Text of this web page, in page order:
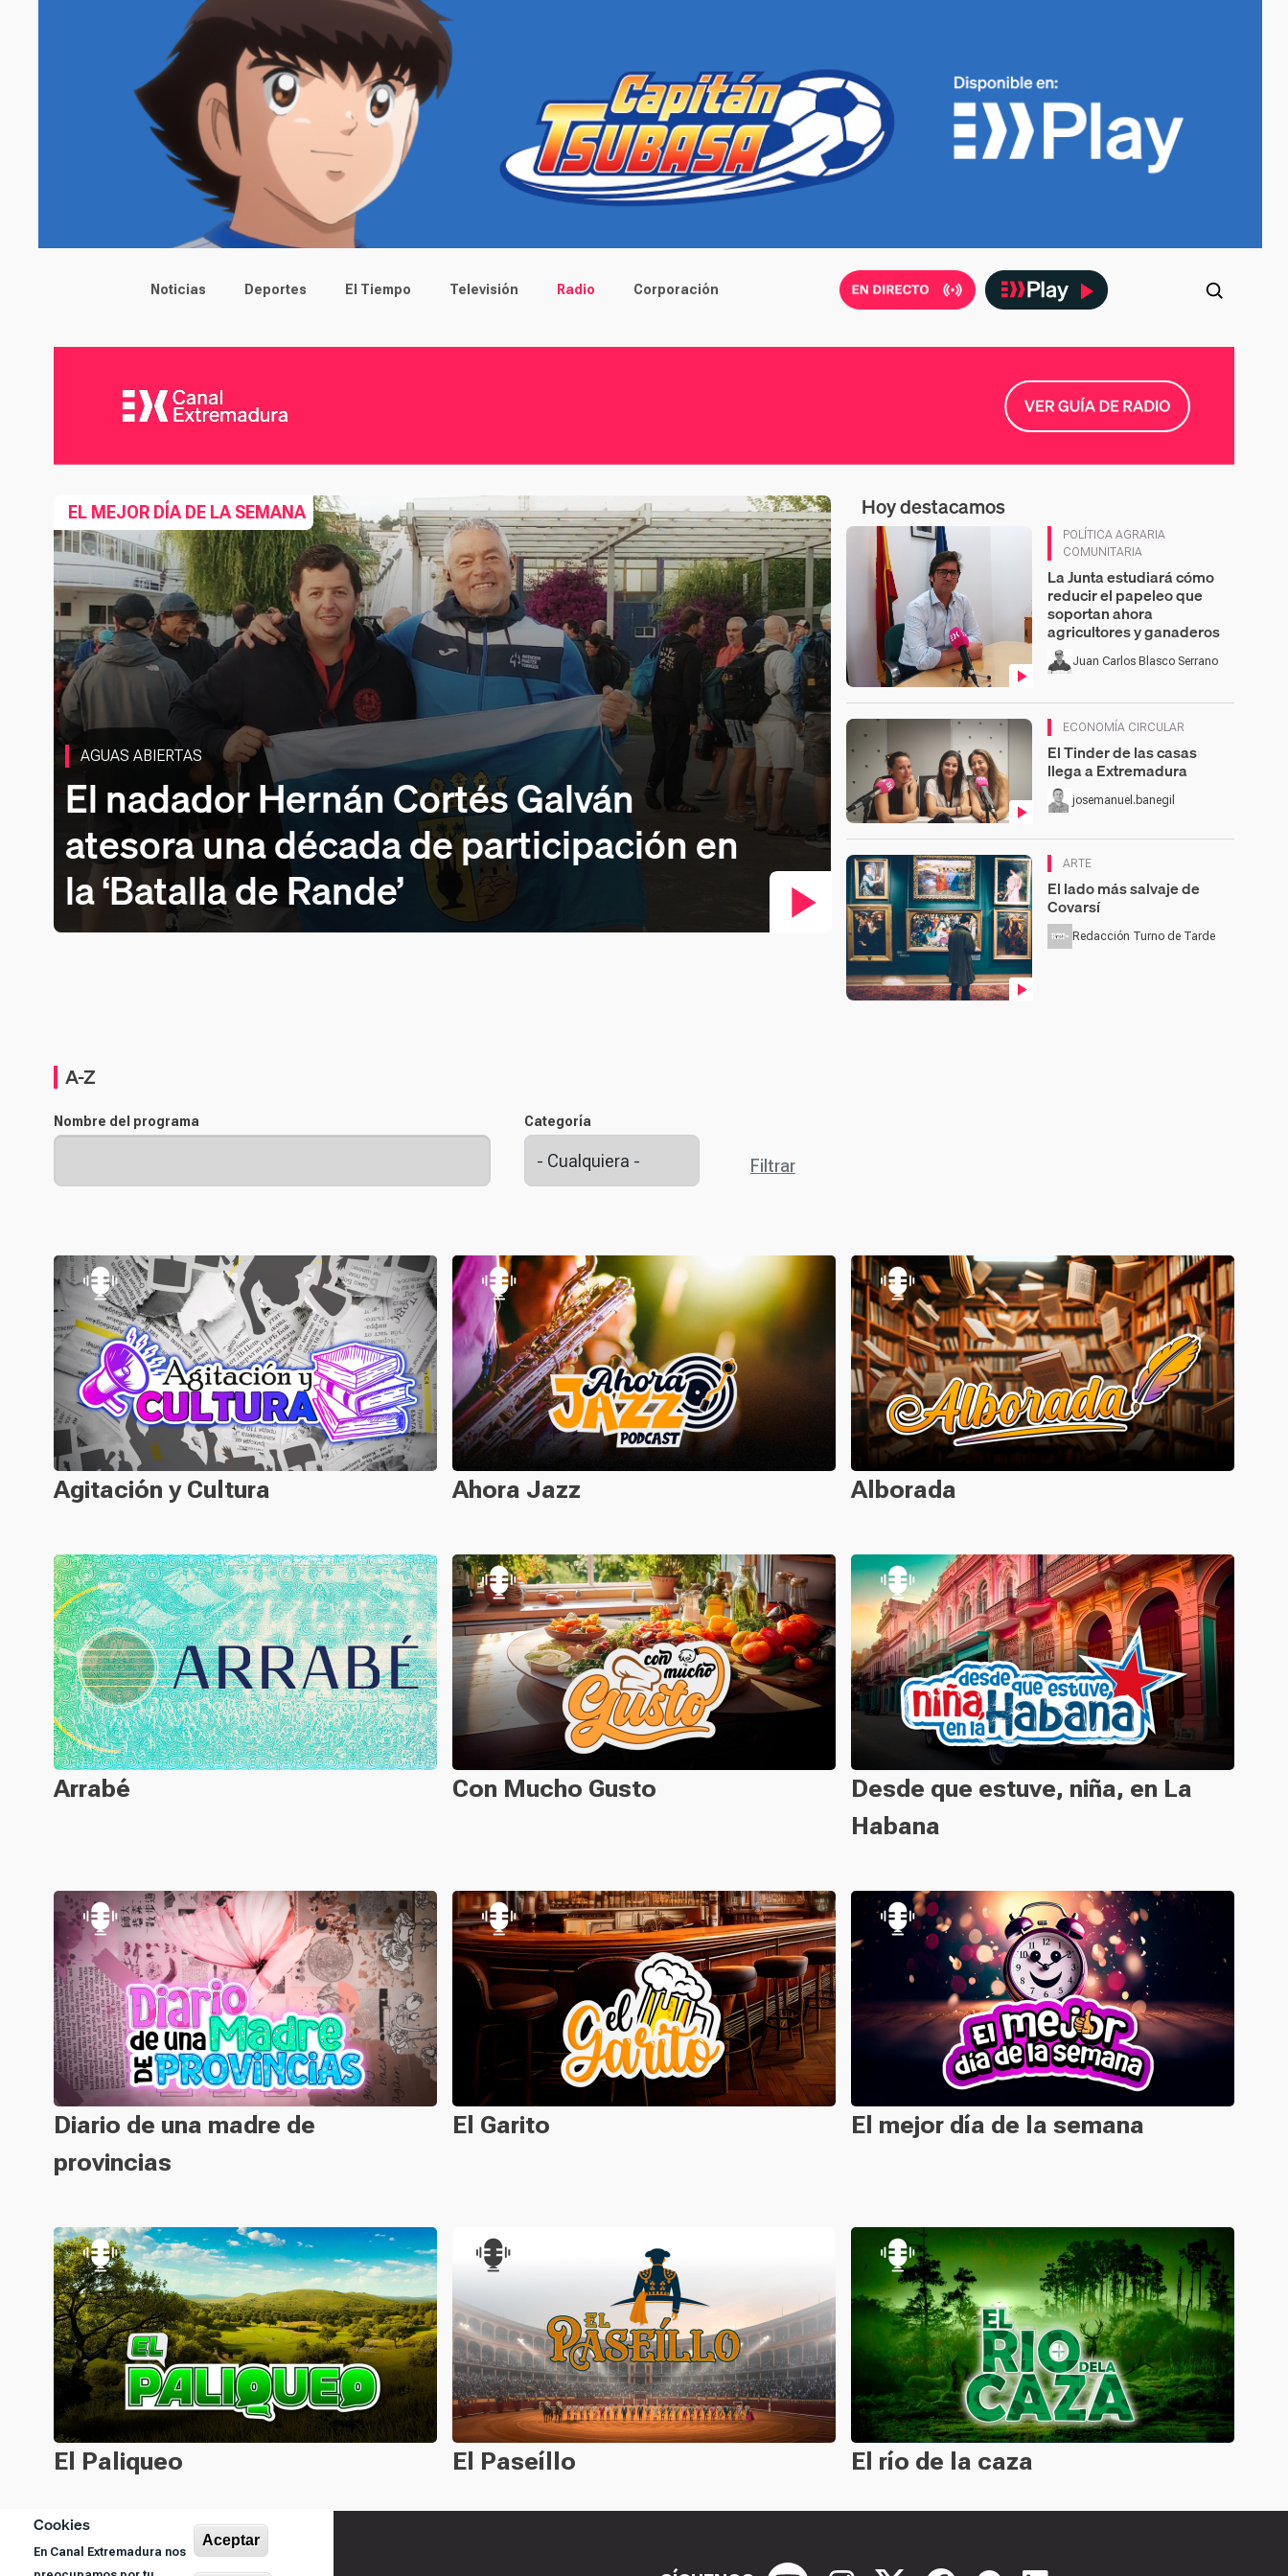
Cookies
En Canal Extremadura nos
Aceptar
Main menu
Noticias Deportes El Tiempo Televisión Radio Corporación
EL MEJOR DÍA DE LA SEMANA Contenido en vídeo
AGUAS ABIERTAS
El nadador Hernán Cortés Galván
atesora una década de participación en
la ‘Batalla de Rande’
Hoy destacamos
Contenido en vídeo
POLÍTICA AGRARIA
COMUNITARIA
La Junta estudiará cómo
reducir el papeleo que
soportan ahora
agricultores y ganaderos
Juan Carlos Blasco Serrano
Contenido en vídeo
ECONOMÍA CIRCULAR
El Tinder de las casas
llega a Extremadura
josemanuel.banegil
Contenido en vídeo
ARTE
El lado más salvaje de
Covarsí
Redacción Turno de Tarde
A-Z
Nombre del programa Categoría
Agitación y Cultura Ahora Jazz Alborada
Arrabé Con Mucho Gusto
Desde que estuve, niña, en La
Habana
Diario de una madre de
provincias
El Garito El mejor día de la semana
El Paliqueo El Paseíllo El río de la caza
Cargar más